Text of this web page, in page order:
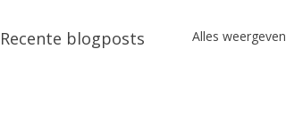
Recente blogposts Alles weergeven